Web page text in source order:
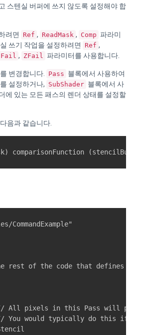
스텐실 버퍼에 쓰지 않도록 설정해야 합
려면 Ref , ReadMask , Comp 파라미
쓰기 작업을 설정하려면
Ref ,
Fail , ZFail 파라미터를 사용합니다.
변경합니다. Pass 블록에서 사용하여
설정하거나, SubShader 블록에서 사
에 있는 모든 패스의 렌더 상태를 설정할
음과 같습니다.
CommandExample"
rest of the code that defines
All pixels in this Pass will
You would typically do this if